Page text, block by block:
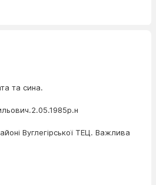
та сина.
Вуглегірської ТЕЦ. Важлива